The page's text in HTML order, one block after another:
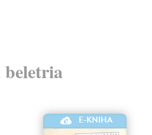
beletria
E-KNIHA